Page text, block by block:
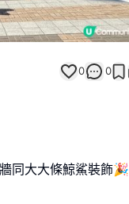
0 0
同大大條鯨鯊裝飾🎉